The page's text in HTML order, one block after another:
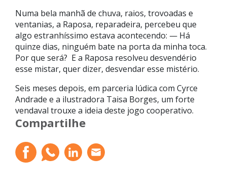
Numa bela manhã de chuva, raios, trovoadas e
ventanias, a Raposa, reparadeira, percebeu que
algo estranhíssimo estava acontecendo: — Há
quinze dias, ninguém bate na porta da minha toca.
Por que será? E a Raposa resolveu desvendério
esse mistar, quer dizer, desvendar esse mistério.
Seis meses depois, em parceria lúdica com Cyrce
Andrade e a ilustradora Taisa Borges, um forte
vendaval trouxe a ideia deste jogo cooperativo.
Compartilhe